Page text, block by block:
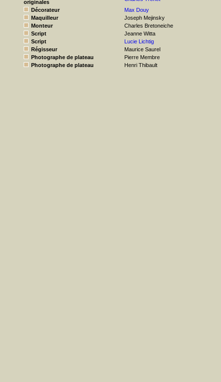
originales
Décorateur
Max Douy
Maquilleur
Joseph Mejinsky
Monteur
Charles Bretoneiche
Script
Jeanne Witta
Script
Lucie Lichtig
Régisseur
Maurice Saurel
Photographe de plateau
Pierre Membre
Photographe de plateau
Henri Thibault